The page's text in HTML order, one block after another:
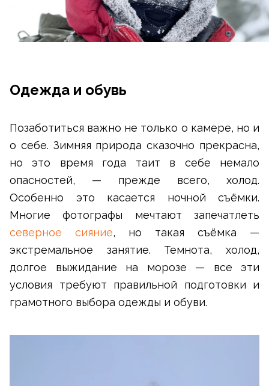
Одежда и обувь
Позаботиться важно не только о камере, но и
о себе. Зимняя природа сказочно прекрасна,
но это время года таит в себе немало
опасностей, — прежде всего, холод.
Особенно это касается ночной съёмки.
Многие фотографы мечтают запечатлеть
северное сияние, но такая съёмка —
экстремальное занятие. Темнота, холод,
долгое выжидание на морозе — все эти
условия требуют правильной подготовки и
грамотного выбора одежды и обуви.